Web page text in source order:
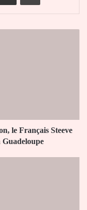
le Français Steeve